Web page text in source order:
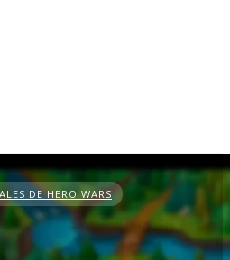
DE HERO WARS